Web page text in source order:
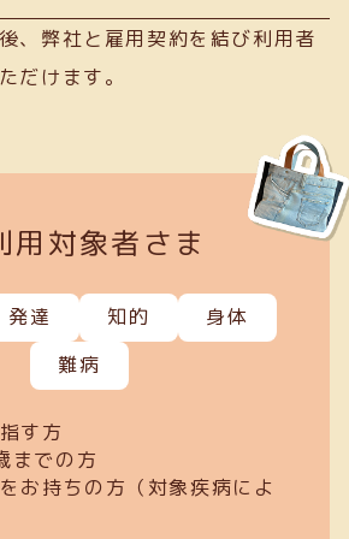
、弊社と雇用契約を結び利用者
だけます。
用対象者さま
発達 知的
身体
難病
す方
までの方
お持ちの方（対象疾病によ